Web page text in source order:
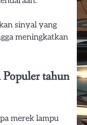
sinyal yang
meningkatkan
tahun
merek lampu